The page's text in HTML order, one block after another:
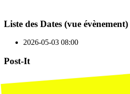
Liste des Dates (vue évènement)
2026-05-03 08:00
Post-It